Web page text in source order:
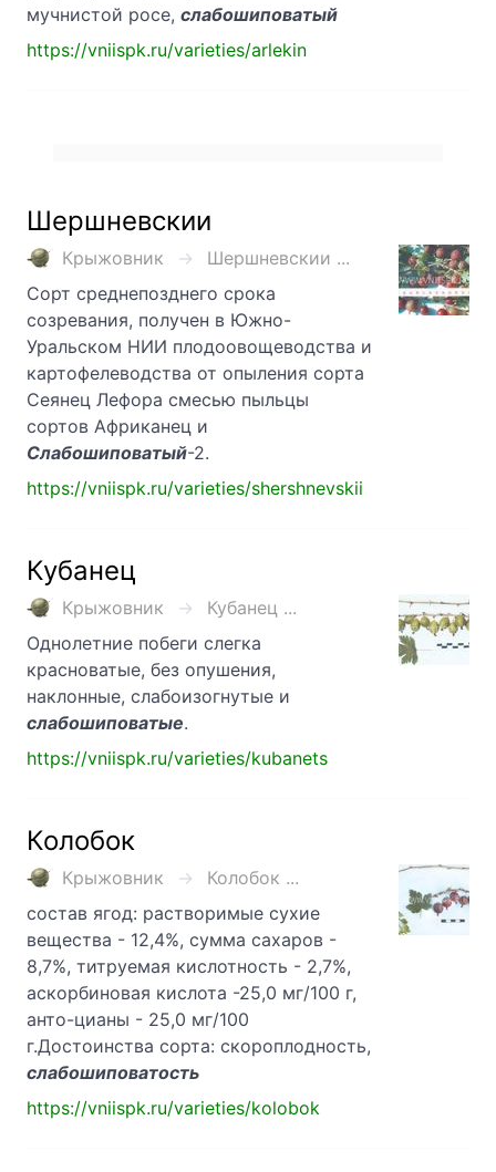
мучнистой росе, слабошиповатый
https://vniispk.ru/varieties/arlekin
Шершневскии
Крыжовник
Шершневскии ...
Сорт среднепозднего срока
созревания, получен в Южно-
Уральском НИИ плодоовощеводства и
картофелеводства от опыления сорта
Сеянец Лефора смесью пыльцы
сортов Африканец и
Слабошиповатый-2.
https://vniispk.ru/varieties/shershnevskii
Кубанец
Крыжовник
Кубанец ...
Однолетние побеги слегка
красноватые, без опушения,
наклонные, слабоизогнутые и
слабошиповатые.
https://vniispk.ru/varieties/kubanets
Колобок
Крыжовник
Колобок ...
состав ягод: растворимые сухие
вещества - 12,4%, сумма сахаров -
8,7%, титруемая кислотность - 2,7%,
аскорбиновая кислота -25,0 мг/100 г,
анто-цианы - 25,0 мг/100
г.Достоинства сорта: скороплодность,
слабошиповатость
https://vniispk.ru/varieties/kolobok